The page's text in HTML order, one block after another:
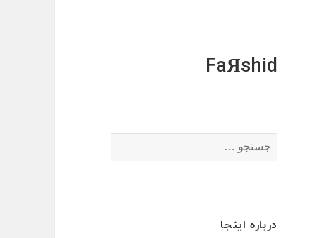
FaЯshid
جستجو
برای:
درباره اینجا